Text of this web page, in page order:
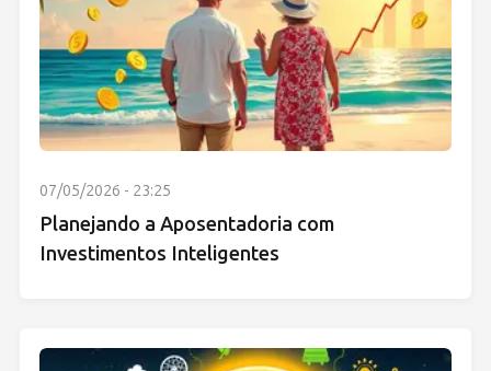
07/05/2026 - 23:25
Planejando a Aposentadoria com
Investimentos Inteligentes